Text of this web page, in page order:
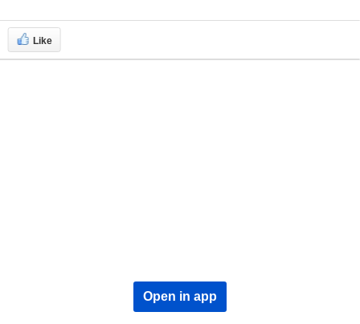
Like
Open in app